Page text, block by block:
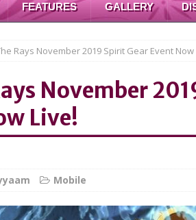
FEATURES GALLERY
Rays November 2019 Spirit Gear Event Now
November
Live!
Mobile